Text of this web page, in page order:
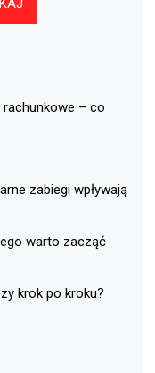
– co
zabiegi wpływają
warto zacząć
krok po kroku?